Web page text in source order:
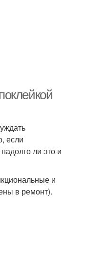
если
ли это и
и
в ремонт).